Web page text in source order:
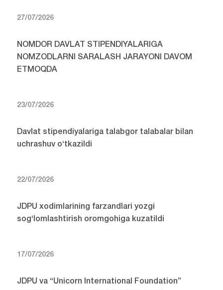
27/07/2026
NOMDOR DAVLAT STIPENDIYALARIGA
NOMZODLARNI SARALASH JARAYONI DAVOM
ETMOQDA
23/07/2026
Davlat stipendiyalariga talabgor talabalar bilan
uchrashuv o‘tkazildi
22/07/2026
JDPU xodimlarining farzandlari yozgi
sog‘lomlashtirish oromgohiga kuzatildi
17/07/2026
JDPU va “Unicorn International Foundation”